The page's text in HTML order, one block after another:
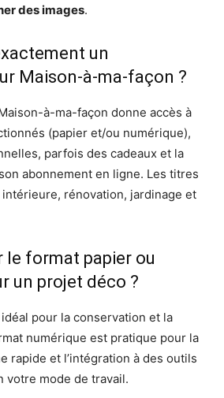
des images.
un
Maison-à-ma-façon ?
à-ma-façon donne accès à
(papier et/ou numérique),
parfois des cadeaux et la
abonnement en ligne. Les titres
rénovation, jardinage et
le format papier ou
un projet déco ?
pour la conservation et la
numérique est pratique pour la
rapide et l’intégration à des outils
votre mode de travail.